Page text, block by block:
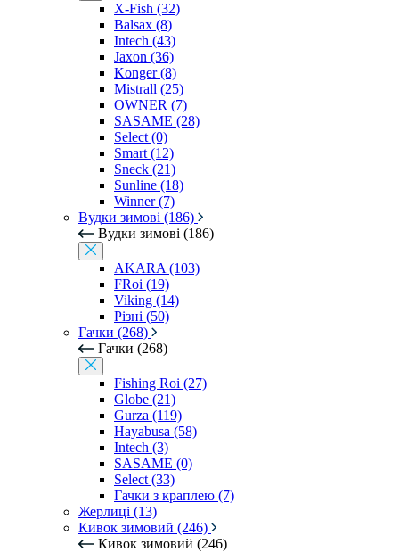
X-Fish (32)
Balsax (8)
Intech (43)
Jaxon (36)
Konger (8)
Mistrall (25)
OWNER (7)
SASAME (28)
Select (0)
Smart (12)
Sneck (21)
Sunline (18)
Winner (7)
Вудки зимові (186)
Вудки зимові (186)
AKARA (103)
FRoi (19)
Viking (14)
Різні (50)
Гачки (268)
Гачки (268)
Fishing Roi (27)
Globe (21)
Gurza (119)
Hayabusa (58)
Intech (3)
SASAME (0)
Select (33)
Гачки з краплею (7)
Жерлиці (13)
Кивок зимовий (246)
Кивок зимовий (246)